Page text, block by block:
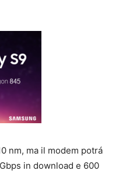
nm, ma il modem potrá
in download e 600